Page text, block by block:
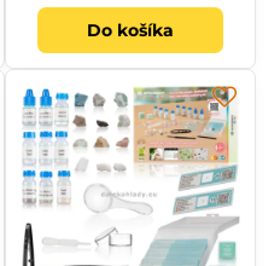
Do košíka